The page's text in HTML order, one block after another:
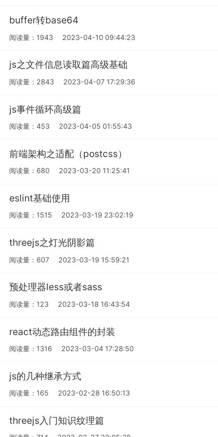
buffer转base64
阅读量：1943 2023-04-10 09:44:23
js之文件信息读取篇高级基础
阅读量：2843 2023-04-07 17:29:36
js事件循环高级篇
阅读量：453 2023-04-05 01:55:43
前端架构之适配（postcss）
阅读量：680 2023-03-20 11:25:41
eslint基础使用
阅读量：1515 2023-03-19 23:02:19
threejs之灯光阴影篇
阅读量：607 2023-03-19 15:59:21
预处理器less或者sass
阅读量：123 2023-03-18 16:43:54
react动态路由组件的封装
阅读量：1316 2023-03-04 17:28:50
js的几种继承方式
阅读量：165 2023-02-28 16:50:13
threejs入门知识纹理篇